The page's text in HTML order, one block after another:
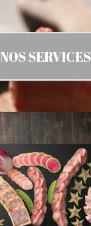
NOS SERVICES